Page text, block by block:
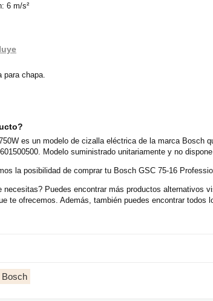
6 m/s²
chapa.
es un modelo de cizalla eléctrica de la marca Bosch
Modelo suministrado unitariamente y no
la posibilidad de comprar tu Bosch GSC 75-16
Puedes encontrar más productos alternativos
te ofrecemos. Además, también puedes encontrar
Bosch